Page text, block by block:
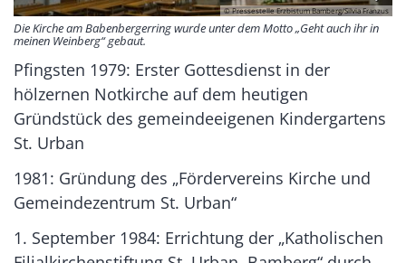
© Pressestelle Erzbistum Bamberg/Silvia Franzus
Die Kirche am Babenbergerring wurde unter dem Motto „Geht auch ihr in
meinen Weinberg“ gebaut.
Pfingsten 1979: Erster Gottesdienst in der
hölzernen Notkirche auf dem heutigen
Gründstück des gemeindeeigenen Kindergartens
St. Urban
1981: Gründung des „Fördervereins Kirche und
Gemeindezentrum St. Urban“
1. September 1984: Errichtung der „Katholischen